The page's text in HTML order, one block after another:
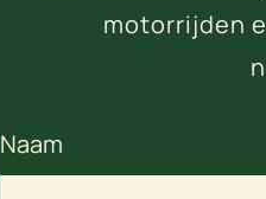
motorrijden
Naam